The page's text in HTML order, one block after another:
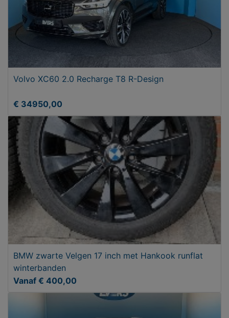
Volvo XC60 2.0 Recharge T8 R-Design
€ 34950,00
BMW zwarte Velgen 17 inch met Hankook runflat
winterbanden
Vanaf € 400,00